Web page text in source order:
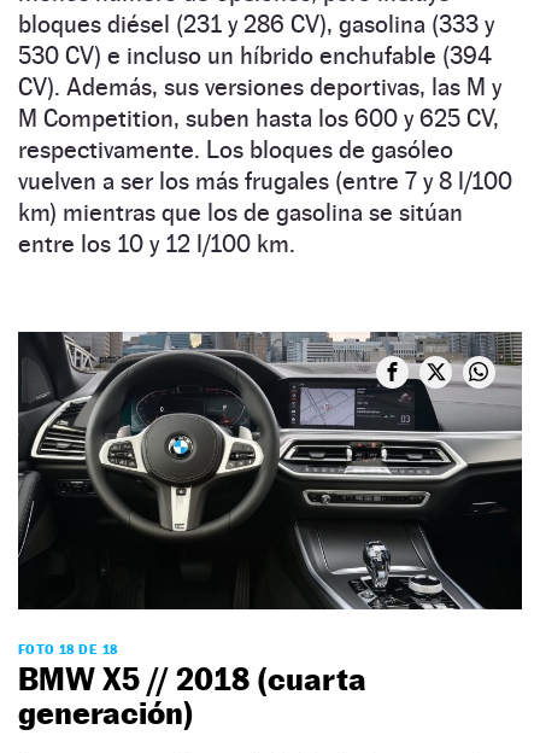
bloques diésel (231 y 286 CV), gasolina (333 y
530 CV) e incluso un híbrido enchufable (394
CV). Además, sus versiones deportivas, las M y
M Competition, suben hasta los 600 y 625 CV,
respectivamente. Los bloques de gasóleo
vuelven a ser los más frugales (entre 7 y 8 l/100
km) mientras que los de gasolina se sitúan
entre los 10 y 12 l/100 km.
FOTO 18 DE 18
BMW X5 // 2018 (cuarta
generación)